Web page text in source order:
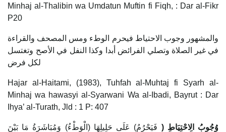
Minhaj al-Thalibin wa Umdatun Muftin fi Fiqh, : Dar al-Fikr
P20
والمشهور وجوب الاحتياط فيحرم الوطء ومس المصحف والقراءة
في غير الصلاة وتصلي الفرائض أبدا وكذا النفل في الأصح وتغتسل
لكل فرض
Hajar al-Haitami, (1983), Tuhfah al-Muhtaj fi Syarh al-
Minhaj wa hawasyi al-Syarwani Wa al-Ibadi, Bayrut : Dar
Ihya’ al-Turath, Jld : 1 P: 407
وُجُوبُ الِاحْتِيَاطِ ( فَيَحْرُمُ) عَلَى حَلِيلِهَا (الْوَطْءُ) وَمُبَاشَرَةُ مَا بَيْنَ